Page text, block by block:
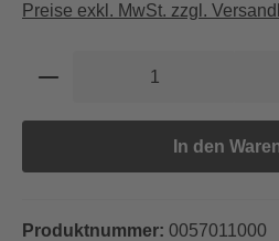
Preise exkl. MwSt. zzgl.
Produkt Anzahl: Gib
In den
Produktnummer: 0057011000